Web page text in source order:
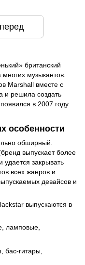
британский
музыкантов.
Marshall вместе с
и решила создать
в 2007 году
особенности
обширный.
выпускает более
закрывать
всех жанров и
девайсов и
выпускаются в
ламповые,
бас-гитары,